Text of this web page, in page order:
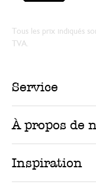
Tous les prix indiqués
TVA.
Service
À propos de
Inspiration